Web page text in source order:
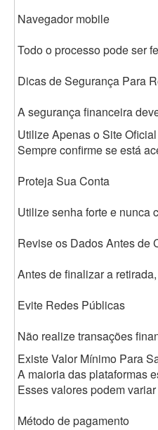
Navegador mobile
Todo o processo pode ser
Dicas de Segurança Para
A segurança financeira
Utilize Apenas o Site Oficial
Sempre confirme se está
Proteja Sua Conta
Utilize senha forte e nunca
Revise os Dados Antes de
Antes de finalizar a
Evite Redes Públicas
Não realize transações
Existe Valor Mínimo Para
A maioria das plataformas
Esses valores podem
Método de pagamento